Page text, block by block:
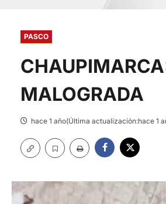
PASCO
MALOGRADA
hace 1 año(Última actualización:hace 1